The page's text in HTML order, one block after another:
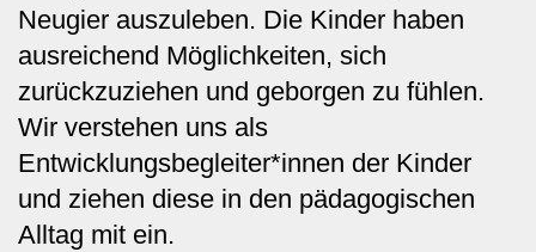
Neugier auszuleben. Die Kinder haben
ausreichend Möglichkeiten, sich
zurückzuziehen und geborgen zu fühlen.
Wir verstehen uns als
Entwicklungsbegleiter*innen der Kinder
und ziehen diese in den pädagogischen
Alltag mit ein.